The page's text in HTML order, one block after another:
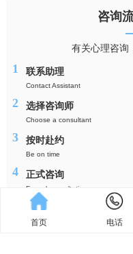
咨询
有关心理咨询
1 联系助理
Contact Assistant
2 选择咨询师
Choose a consultant
3 按时赴约
Be on time
4 正式咨询
Formal consultations
森
首页 电话